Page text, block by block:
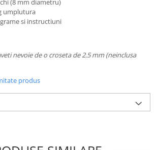
(8 mm diametru)
umplutura
si instructiuni
nevoie de o croseta de 2.5 mm (neinclusa
produs